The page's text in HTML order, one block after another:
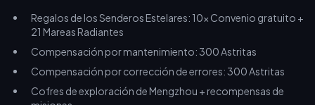
Regalos de los Senderos Estelares: 10x Convenio gratuito +
21 Mareas Radiantes
Compensación por mantenimiento: 300 Astritas
Compensación por corrección de errores: 300 Astritas
Cofres de exploración de Mengzhou + recompensas de